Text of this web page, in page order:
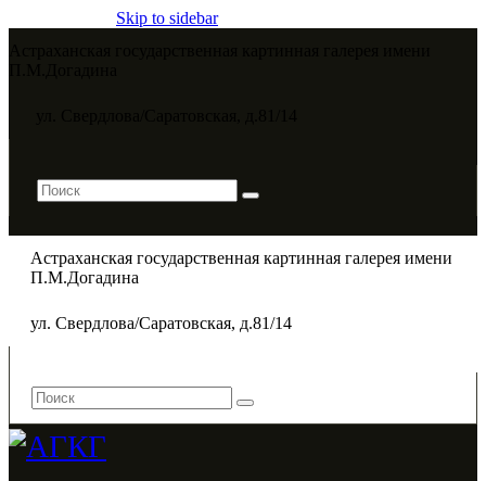
Skip to sidebar
Астраханская государственная картинная галерея имени
П.М.Догадина​
ул. Свердлова/Саратовская, д.81/14